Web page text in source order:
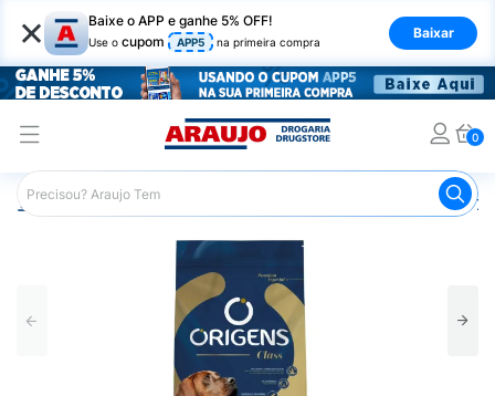
× Baixe o APP e ganhe 5% OFF!
Use o cupom APP5 na primeira compra
Baixar
0
Araujo Pet Shop Ração para Cachorro